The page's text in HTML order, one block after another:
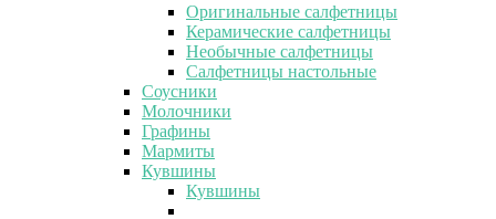
Оригинальные салфетницы
Керамические салфетницы
Необычные салфетницы
Салфетницы настольные
Соусники
Молочники
Графины
Мармиты
Кувшины
Кувшины